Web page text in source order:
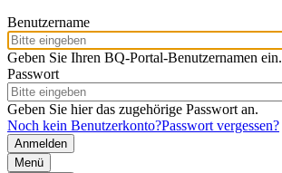
Benutzername
Geben Sie Ihren BQ-Portal-Benutzernamen ein.
Passwort
Geben Sie hier das zugehörige Passwort an.
Noch kein Benutzerkonto?Passwort vergessen?
Menü